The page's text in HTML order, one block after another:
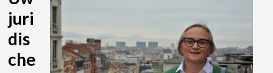
juri
dis
che